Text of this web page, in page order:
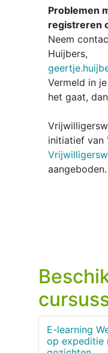
Problemen
registreren
Neem
Huijbers,
Vermeld in
het gaat,
initiatief van
aangeboden.
E-learning
op expeditie